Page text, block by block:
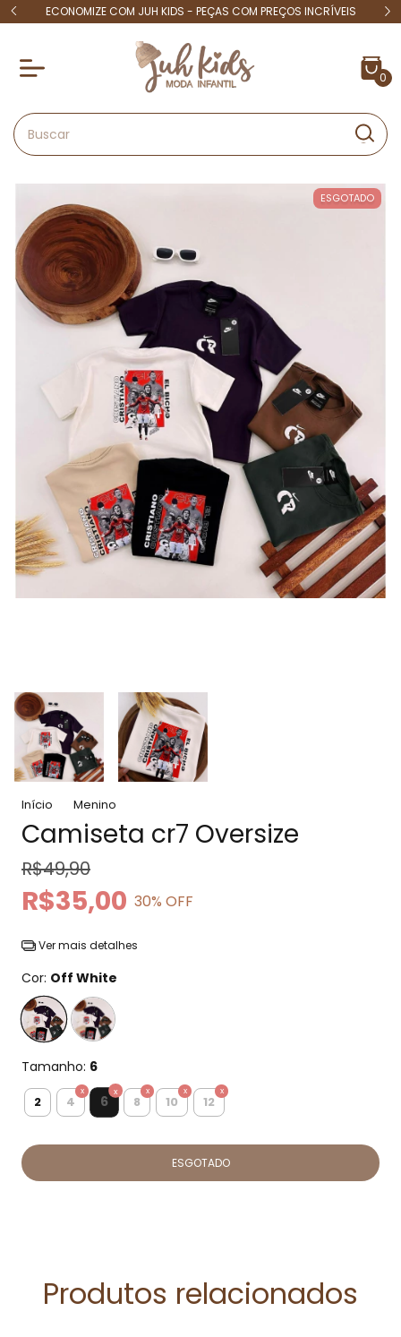
15 ECONOMIZE COM JUH KIDS - PEÇAS COM PREÇOS INCRÍVEIS 4X
0
ESGOTADO
Início Menino
Camiseta cr7 Oversize
R$49,90
R$35,00 30% OFF
Ver mais detalhes
Cor: Off White
Tamanho: 6
2 4 6 8 10 12
Produtos relacionados